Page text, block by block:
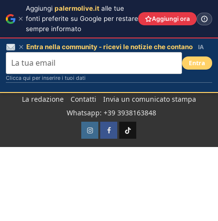
La redazione Contatti
Invia un comunicato stampa
Whatsapp: +39 3938163848
InstagramFacebook
TikTok
Aggiungi palermolive.it alle tue
fonti preferite su Google per restare
sempre informato
Aggiungi ora
Entra nella community - ricevi le notizie che contano IA
Entra
Clicca qui per inserire i tuoi dati